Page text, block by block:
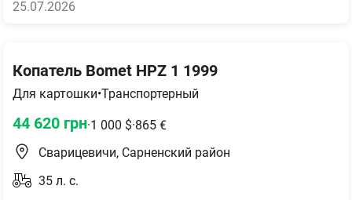
25.07.2026
Копатель Bomet HPZ 1 1999
Для картошки•Транспортерный
44 620 грн·1 000 $·865 €
Сварицевичи, Сарненский район
35 л. с.